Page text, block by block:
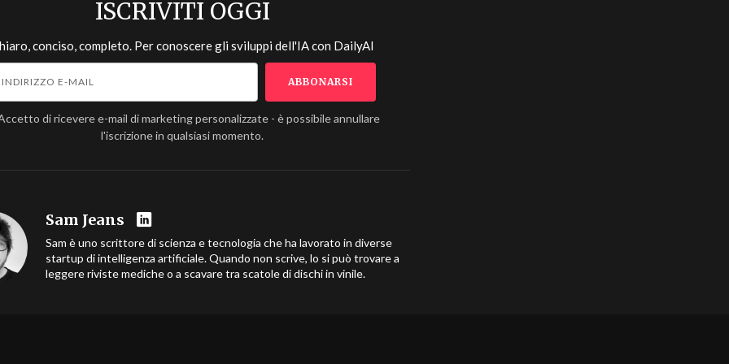
ISCRIVITI OGGI
conciso, completo. Per conoscere gli sviluppi dell'IA con DailyAI
di ricevere e-mail di marketing personalizzate - è possibile annullare
l'iscrizione in qualsiasi momento.
Sam Jeans
Sam è uno scrittore di scienza e tecnologia che ha lavorato in diverse
startup di intelligenza artificiale. Quando non scrive, lo si può trovare a
leggere riviste mediche o a scavare tra scatole di dischi in vinile.